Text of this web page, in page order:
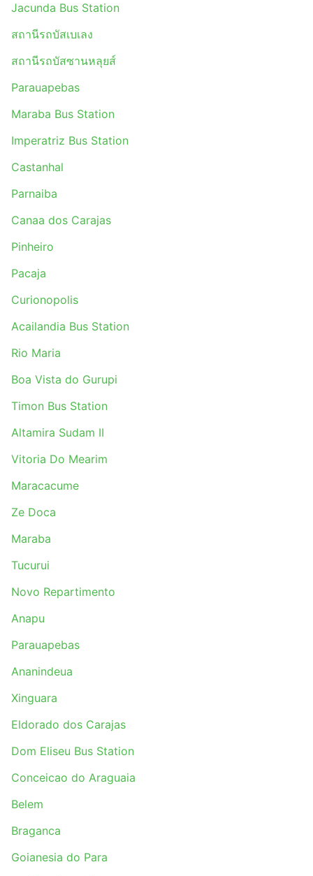
Jacunda Bus Station
สถานีรถบัสเบเลง
สถานีรถบัสซานหลุยส์
Parauapebas
Maraba Bus Station
Imperatriz Bus Station
Castanhal
Parnaiba
Canaa dos Carajas
Pinheiro
Pacaja
Curionopolis
Acailandia Bus Station
Rio Maria
Boa Vista do Gurupi
Timon Bus Station
Altamira Sudam II
Vitoria Do Mearim
Maracacume
Ze Doca
Maraba
Tucurui
Novo Repartimento
Anapu
Parauapebas
Ananindeua
Xinguara
Eldorado dos Carajas
Dom Eliseu Bus Station
Conceicao do Araguaia
Belem
Braganca
Goianesia do Para